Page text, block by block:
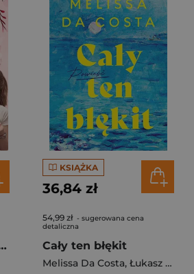
przepisy - książka z autografem
KSIĄŻKA
36,84 zł
54,99 zł - sugerowana cena
detaliczna
Cały ten błękit
Melissa Da Costa, Łukasz Müller